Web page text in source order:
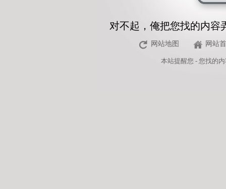
对不起，俺把您找的内容
网站地图 网站
本站提醒您 - 您找的